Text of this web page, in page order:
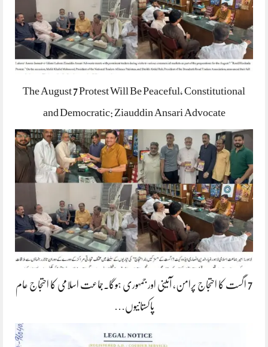
The August 7 Protest Will Be Peaceful, Constitutional
and Democratic: Ziauddin Ansari Advocate
7 اگست کا احتجاج پرامن، آئینی اور جمہوری ہوگا۔جماعت اسلامی کا احتجاج عام
پاکستانیوں…